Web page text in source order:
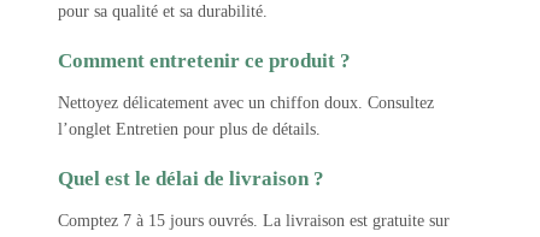
pour sa qualité et sa durabilité.
Comment entretenir ce produit ?
Nettoyez délicatement avec un chiffon doux. Consultez
l’onglet Entretien pour plus de détails.
Quel est le délai de livraison ?
Comptez 7 à 15 jours ouvrés. La livraison est gratuite sur